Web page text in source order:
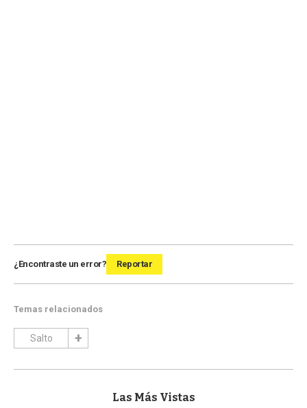
¿Encontraste un error? Reportar
Temas relacionados
Salto
Las Más Vistas